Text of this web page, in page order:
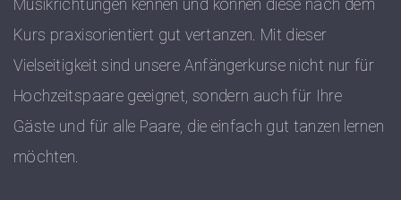
Musikrichtungen kennen und können diese nach dem
Kurs praxisorientiert gut vertanzen. Mit dieser
Vielseitigkeit sind unsere Anfängerkurse nicht nur für
Hochzeitspaare geeignet, sondern auch für Ihre
Gäste und für alle Paare, die einfach gut tanzen lernen
möchten.